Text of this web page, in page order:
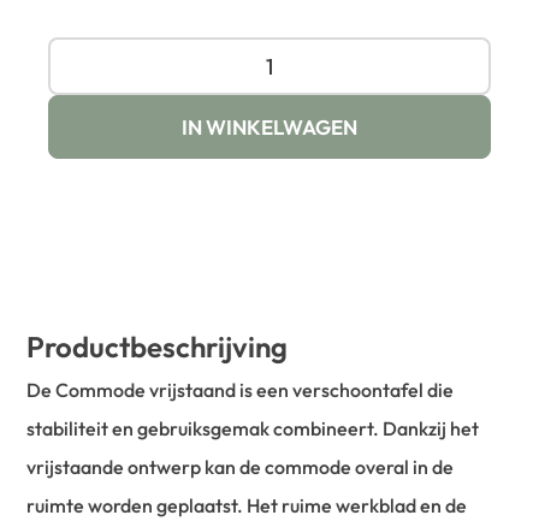
IN WINKELWAGEN
Productbeschrijving
De Commode vrijstaand is een verschoontafel die
stabiliteit en gebruiksgemak combineert. Dankzij het
vrijstaande ontwerp kan de commode overal in de
ruimte worden geplaatst. Het ruime werkblad en de